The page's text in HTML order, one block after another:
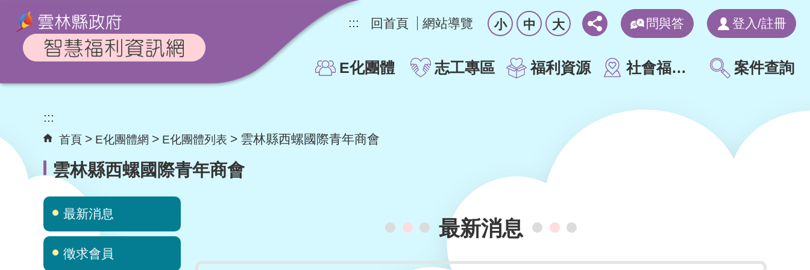
跳到主要內容區
::: 回首頁 網站導覽 小 中 大 問與答 登入/註冊
E化團體 志工專區 福利資源 社會福利地圖 案件查詢
:::
首頁 E化團體網 E化團體列表 雲林縣西螺國際青年商會
雲林縣西螺國際青年商會
最新消息
徵求會員
最新消息